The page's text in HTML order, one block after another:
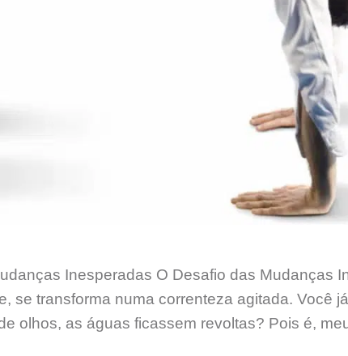
Inesperadas O Desafio das Mudanças
se transforma numa correnteza agitada. Você
olhos, as águas ficassem revoltas? Pois é,